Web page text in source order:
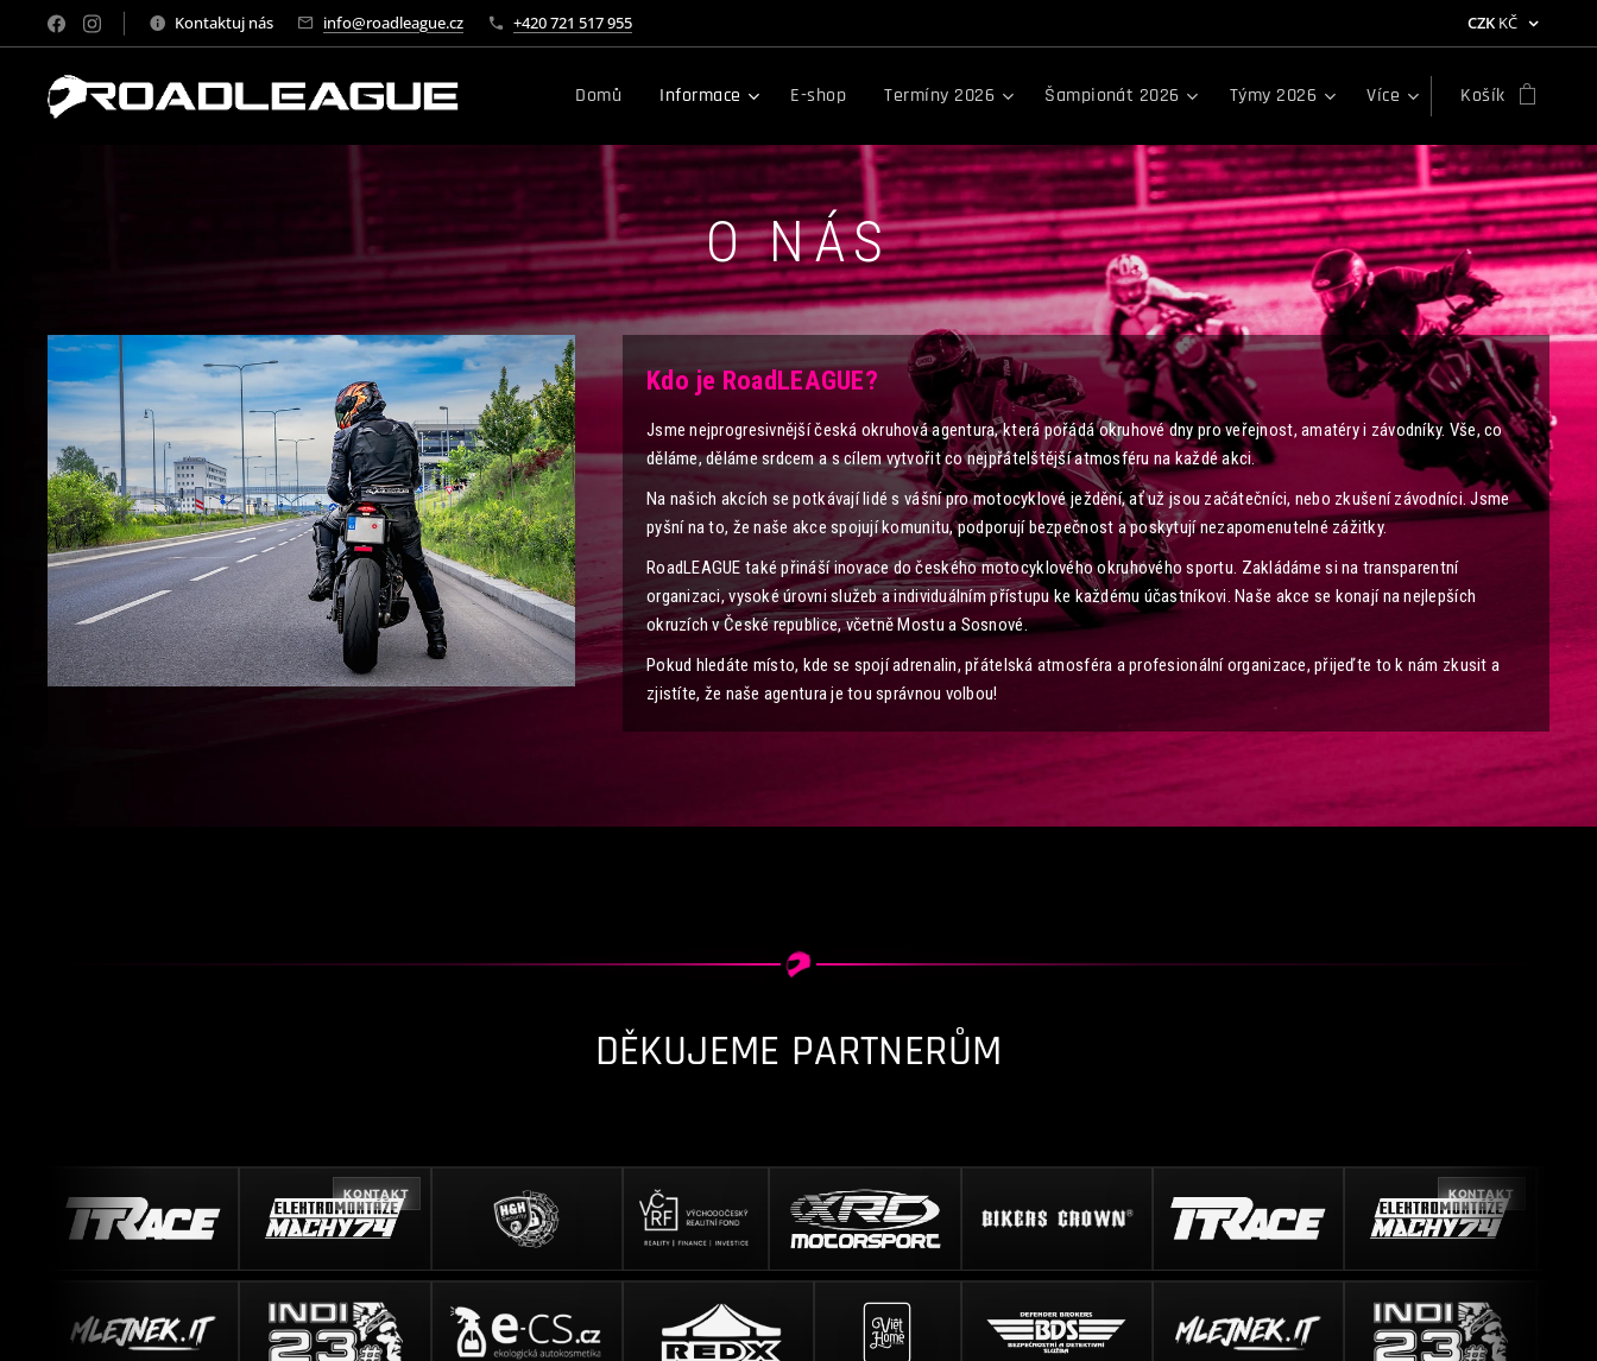
Kontaktuj nás info@roadleague.cz +420 721 517 955 CZK KČ
Domů Informace E-shop Termíny 2026 Šampionát 2026 Týmy 2026 Více Košík
O NÁS
Kdo je RoadLEAGUE?
Jsme nejprogresivnější česká okruhová agentura, která pořádá okruhové dny pro veřejnost, amatéry i závodníky. Vše, co
děláme, děláme srdcem a s cílem vytvořit co nejpřátelštější atmosféru na každé akci.
Na našich akcích se potkávají lidé s vášní pro motocyklové ježdění, ať už jsou začátečníci, nebo zkušení závodníci. Jsme
pyšní na to, že naše akce spojují komunitu, podporují bezpečnost a poskytují nezapomenutelné zážitky.
RoadLEAGUE také přináší inovace do českého motocyklového okruhového sportu. Zakládáme si na transparentní
organizaci, vysoké úrovni služeb a individuálním přístupu ke každému účastníkovi. Naše akce se konají na nejlepších
okruzích v České republice, včetně Mostu a Sosnové.
Pokud hledáte místo, kde se spojí adrenalin, přátelská atmosféra a profesionální organizace, přijeďte to k nám zkusit a
zjistíte, že naše agentura je tou správnou volbou!
DĚKUJEME PARTNERŮM